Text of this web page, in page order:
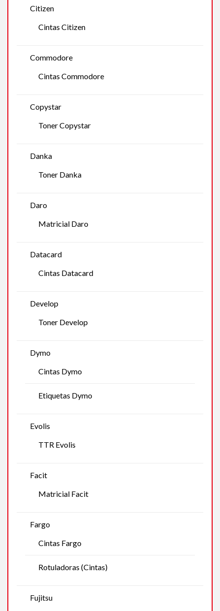
Citizen
Cintas Citizen
Commodore
Cintas Commodore
Copystar
Toner Copystar
Danka
Toner Danka
Daro
Matricial Daro
Datacard
Cintas Datacard
Develop
Toner Develop
Dymo
Cintas Dymo
Etiquetas Dymo
Evolis
TTR Evolis
Facit
Matricial Facit
Fargo
Cintas Fargo
Rotuladoras (Cintas)
Fujitsu